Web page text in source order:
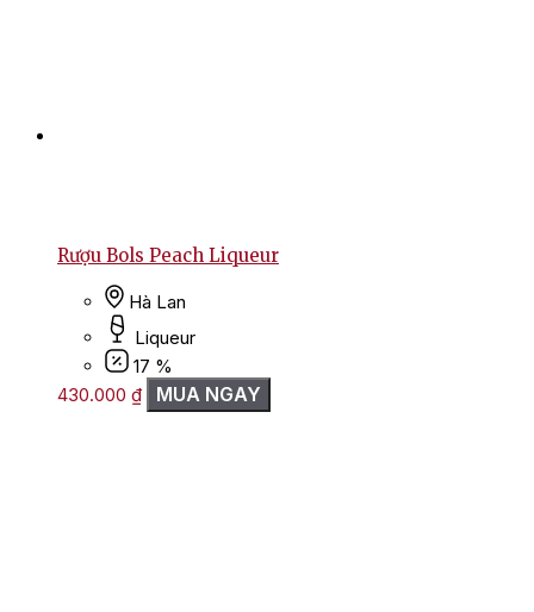
Rượu Bols Peach Liqueur
Hà Lan
Liqueur
17 %
430.000 ₫ MUA NGAY